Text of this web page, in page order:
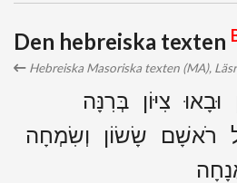
Den hebreiska texten
Hebreiska Masoriska texten (MA),
וּבָאוּ צִיּוֹן בְּרִנָּה
רֹאשָׁם שָׂשׂוֹן וְשִׂמְחָה